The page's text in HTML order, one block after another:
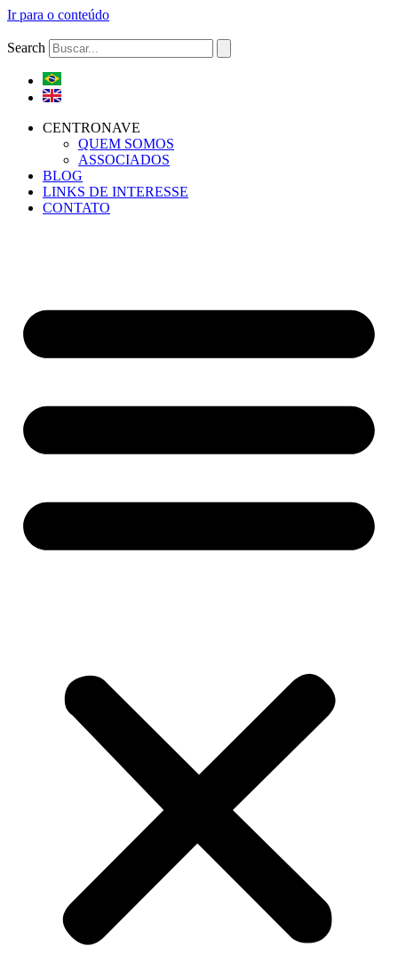
Ir para o conteúdo
Search
CENTRONAVE
QUEM SOMOS
ASSOCIADOS
BLOG
LINKS DE INTERESSE
CONTATO